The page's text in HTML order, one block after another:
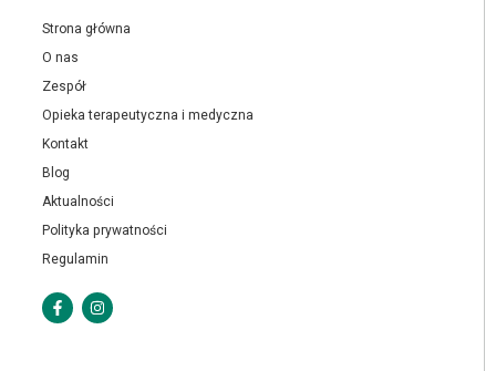
Strona główna
O nas
Zespół
Opieka terapeutyczna i medyczna
Kontakt
Blog
Aktualności
Polityka prywatności
Regulamin